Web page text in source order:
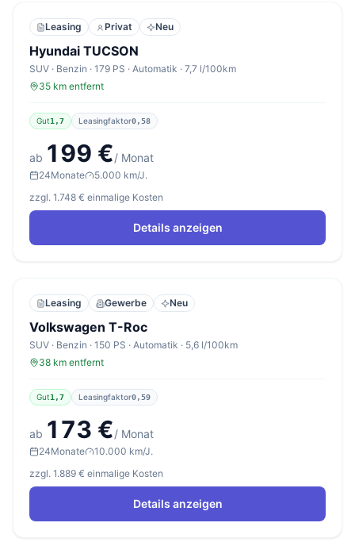
Leasing Privat Neu
Hyundai TUCSON
SUV · Benzin · 179 PS · Automatik · 7,7 l/100km
35 km entfernt
Gut1,7 Leasingfaktor0,58
ab 199 €/ Monat
24Monate
5.000 km/J.
zzgl. 1.748 € einmalige Kosten
Details anzeigen
Leasing Gewerbe Neu
Volkswagen T-Roc
SUV · Benzin · 150 PS · Automatik · 5,6 l/100km
38 km entfernt
Gut1,7 Leasingfaktor0,59
ab 173 €/ Monat
24Monate
10.000 km/J.
zzgl. 1.889 € einmalige Kosten
Details anzeigen